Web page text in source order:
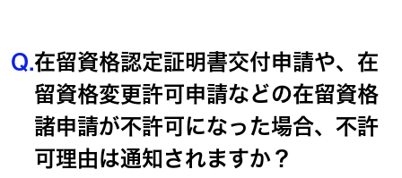
Q.在留資格認定証明書交付申請や、在
留資格変更許可申請などの在留資格
諸申請が不許可になった場合、不許
可理由は通知されますか？